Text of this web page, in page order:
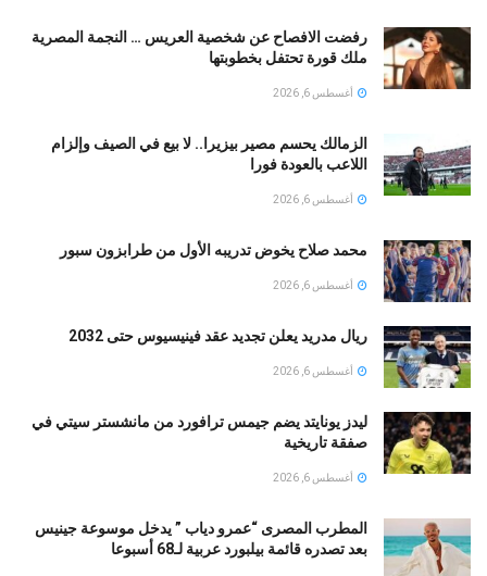
رفضت الافصاح عن شخصية العريس … النجمة المصرية
ملك قورة تحتفل بخطوبتها
أغسطس 6, 2026
الزمالك يحسم مصير بيزيرا.. لا بيع في الصيف وإلزام
اللاعب بالعودة فورا
أغسطس 6, 2026
محمد صلاح يخوض تدريبه الأول من طرابزون سبور
أغسطس 6, 2026
ريال مدريد يعلن تجديد عقد فينيسيوس حتى 2032
أغسطس 6, 2026
ليدز يونايتد يضم جيمس ترافورد من مانشستر سيتي في
صفقة تاريخية
أغسطس 6, 2026
المطرب المصرى “عمرو دياب ” يدخل موسوعة جينيس
بعد تصدره قائمة بيلبورد عربية لـ68 أسبوعا